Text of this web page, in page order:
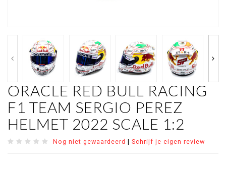
ORACLE RED BULL RACING
F1 TEAM SERGIO PEREZ
HELMET 2022 SCALE 1:2
Nog niet gewaardeerd | Schrijf je eigen review